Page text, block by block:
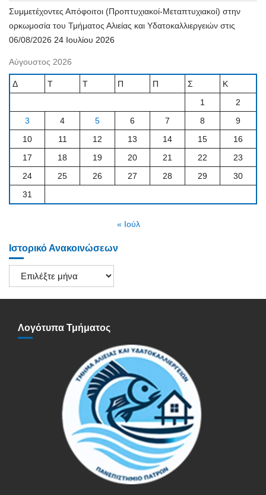
Συμμετέχοντες Απόφοιτοι (Προπτυχιακοί-Μεταπτυχιακοί) στην
ορκωμοσία του Τμήματος Αλιείας και Υδατοκαλλιεργειών στις
06/08/2026 24 Ιουλίου 2026
Αύγουστος 2026
Δ Τ Τ Π Π Σ
Κ
1
2
3
4 5 6 7 8
9
10
11 12 13 14 15
16
17
18 19 20 21 22
23
24
25 26 27 28 29
30
31
« Ιούλ
Ιστορικό Ανακοινώσεων
Ιστορικό
Ανακοινώσεων
Λογότυπα Τμήματος